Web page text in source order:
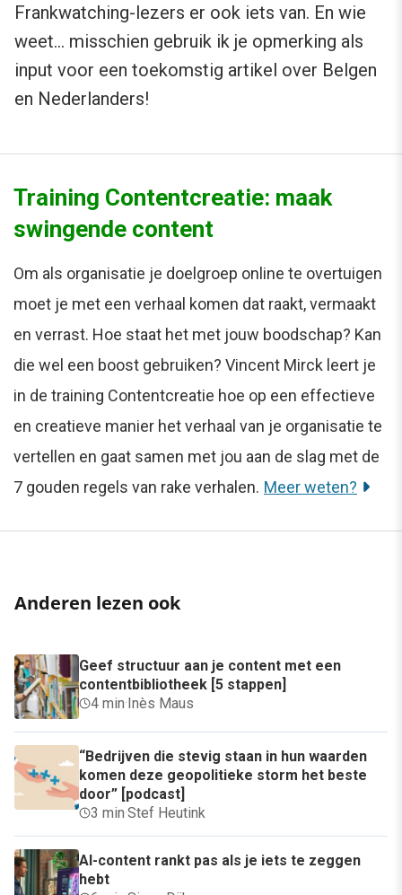
Frankwatching-lezers er ook iets van. En wie
weet… misschien gebruik ik je opmerking als
input voor een toekomstig artikel over Belgen
en Nederlanders!
Training Contentcreatie: maak
swingende content
Om als organisatie je doelgroep online te overtuigen
moet je met een verhaal komen dat raakt, vermaakt
en verrast. Hoe staat het met jouw boodschap? Kan
die wel een boost gebruiken? Vincent Mirck leert je
in de training Contentcreatie hoe op een effectieve
en creatieve manier het verhaal van je organisatie te
vertellen en gaat samen met jou aan de slag met de
7 gouden regels van rake verhalen. Meer weten?
Anderen lezen ook
Geef structuur aan je content met een
contentbibliotheek [5 stappen]
4 min·Inès Maus
“Bedrijven die stevig staan in hun waarden
komen deze geopolitieke storm het beste
door” [podcast]
3 min·Stef Heutink
AI-content rankt pas als je iets te zeggen
hebt